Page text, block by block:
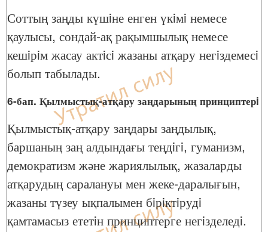
Соттың заңды күшiне енген үкiмi немесе
қаулысы, сондай-ақ рақымшылық немесе
кешiрiм жасау актiсi жазаны атқару негiздемесi
болып табылады.
6-бап. Қылмыстық-атқару заңдарының принциптерi
Қылмыстық-атқару заңдары заңдылық,
баршаның заң алдындағы теңдiгi, гуманизм,
демократизм және жариялылық, жазаларды
атқарудың саралануы мен жеке-даралығын,
жазаны түзеу ықпалымен бiрiктiрудi
қамтамасыз ететiн принциптерге негiзделедi.